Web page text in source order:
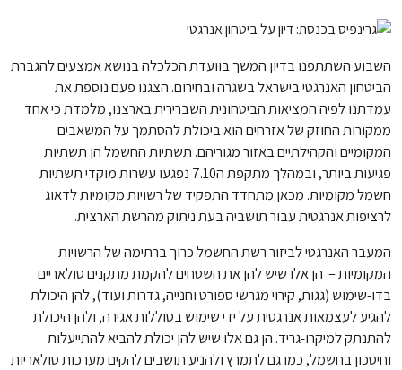
השבוע השתתפנו בדיון המשך בוועדת הכלכלה בנושא אמצעים להגברת
הביטחון האנרגטי בישראל בשגרה ובחירום. הצגנו פעם נוספת את
עמדתנו לפיה המציאות הביטחונית השברירית בארצנו, מלמדת כי אחד
ממקורות החוזק של אזרחים הוא ביכולת להסתמך על המשאבים
המקומיים והקהילתיים באזור מגוריהם. תשתיות החשמל הן תשתיות
פגיעות ביותר, ובמהלך מתקפת ה7.10 נפגעו עשרות מוקדי תשתיות
חשמל מקומיות. מכאן מתחדד התפקיד של רשויות מקומיות לדאוג
לרציפות אנרגטית עבור תושביה בעת ניתוק מהרשת הארצית.
המעבר האנרגטי לביזור רשת החשמל כרוך ברתימה של הרשויות
המקומיות – הן אלו שיש להן את השטחים להקמת מתקנים סולאריים
בדו-שימוש (גגות, קירוי מגרשי ספורט וחנייה, גדרות ועוד), להן היכולת
להגיע לעצמאות אנרגטית על ידי שימוש בסוללות אגירה, ולהן היכולת
להתנתק למיקרו-גריד. הן גם אלו שיש להן יכולת להביא להתייעלות
וחיסכון בחשמל, כמו גם לתמרץ ולהניע תושבים להקים מערכות סולאריות